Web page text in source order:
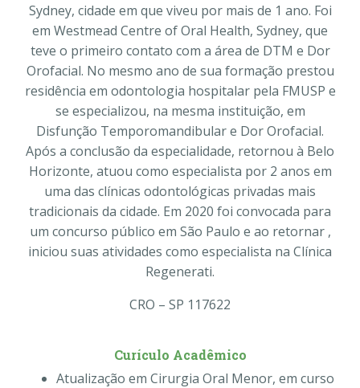
Sydney, cidade em que viveu por mais de 1 ano. Foi
em Westmead Centre of Oral Health, Sydney, que
teve o primeiro contato com a área de DTM e Dor
Orofacial. No mesmo ano de sua formação prestou
residência em odontologia hospitalar pela FMUSP e
se especializou, na mesma instituição, em
Disfunção Temporomandibular e Dor Orofacial.
Após a conclusão da especialidade, retornou à Belo
Horizonte, atuou como especialista por 2 anos em
uma das clínicas odontológicas privadas mais
tradicionais da cidade. Em 2020 foi convocada para
um concurso público em São Paulo e ao retornar ,
iniciou suas atividades como especialista na Clínica
Regenerati.
CRO – SP 117622
Curículo Acadêmico
Atualização em Cirurgia Oral Menor, em curso